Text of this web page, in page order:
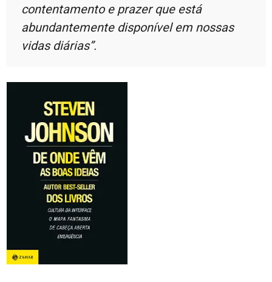
contentamento e prazer que está
abundantemente disponível em nossas
vidas diárias”.